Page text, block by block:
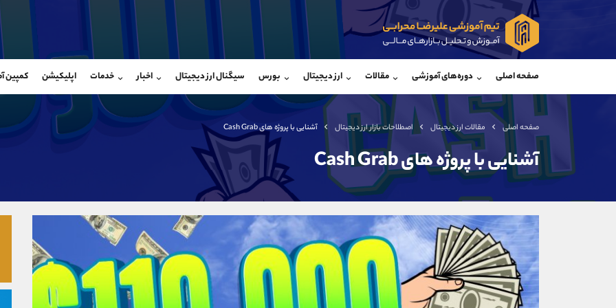
صفحه اصلی دوره‌های آموزشی مقالات ارز دیجیتال بورس سیگنال ارز دیجیتال اخبار خدمات اپلیکیشن کمپین
صفحه اصلی مقالات ارز دیجیتال اصطلاحات بازار ارز دیجیتال آشنایی با پروژه های Cash Grab
آشنایی با پروژه های Cash Grab
شروع گفتگو
@Armteam_admin_103
103
واتساپ شروع گفتگو
تلگرام @Armteam_admin_33
داخلی
شروع
تلگرام
اطلاعات تماس (دفتر فروش)
تلفن
بدون پیش شماره
اینستاگرام
کانال تلگرام
کانال بله